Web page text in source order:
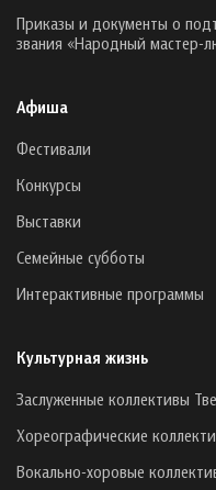
Приказы и документы о
звания «Народный мастер-
Афиша
Фестивали
Конкурсы
Выставки
Семейные субботы
Интерактивные программы
Культурная жизнь
Заслуженные коллективы
Хореографические
Вокально-хоровые